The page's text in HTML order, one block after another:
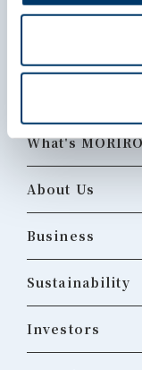
What's
About Us
Business
Sustainability
Investors